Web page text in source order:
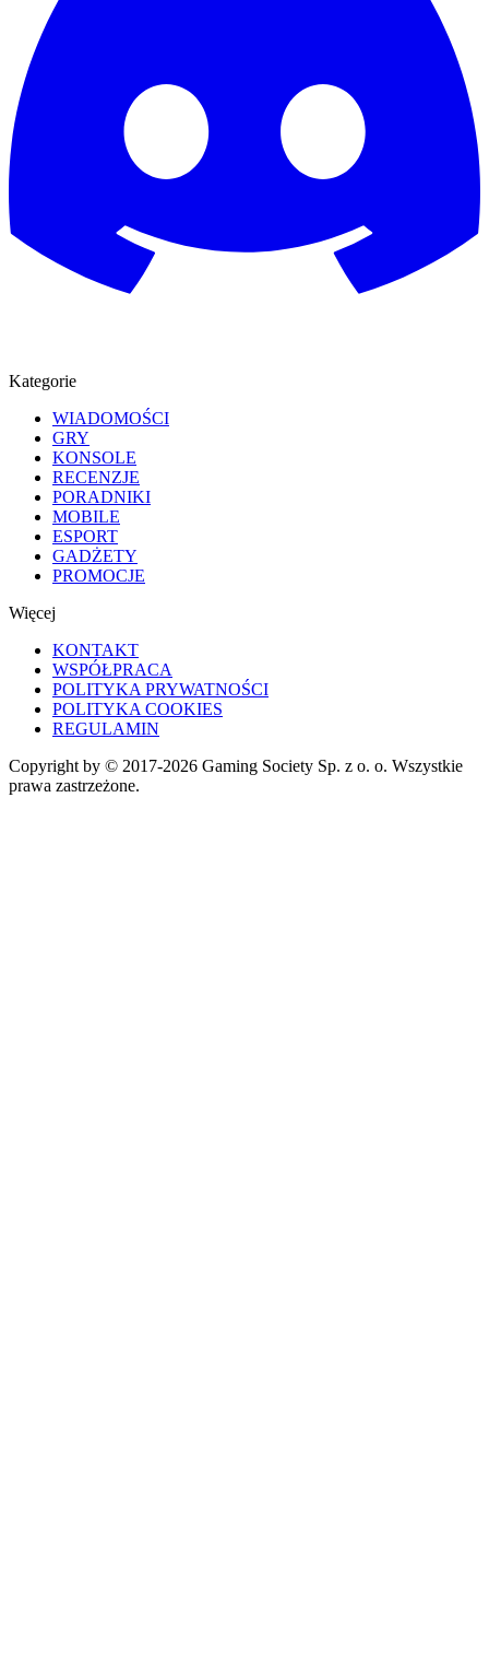
Kategorie
WIADOMOŚCI
GRY
KONSOLE
RECENZJE
PORADNIKI
MOBILE
ESPORT
GADŻETY
PROMOCJE
Więcej
KONTAKT
WSPÓŁPRACA
POLITYKA PRYWATNOŚCI
POLITYKA COOKIES
REGULAMIN
Copyright by © 2017-2026 Gaming Society Sp. z o. o. Wszystkie
prawa zastrzeżone.